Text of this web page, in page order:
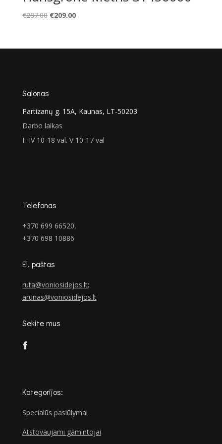
€287.00 Original
€287.00.
€209.00Current
€209.00.
Salonas
Partizanų g. 15A, Kaunas, LT-50203
Darbo laikas
I- IV 10-18 val. V 10-17 val
Telefonas
+370 699 66520,
+370 698 10886
El. paštas
ruta@voniosidejos.lt;
arunas@voniosidejos.lt
Sekite mus
Kategorijos:
Specialūs pasiūlymai
Atstovaujami gamintojai